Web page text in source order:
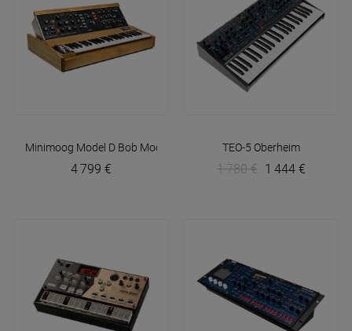
Minimoog Model D Bob Moog Tribute EditionMoog
4 799 €
TEO-5 Oberheim
1 780 € 1 444 €